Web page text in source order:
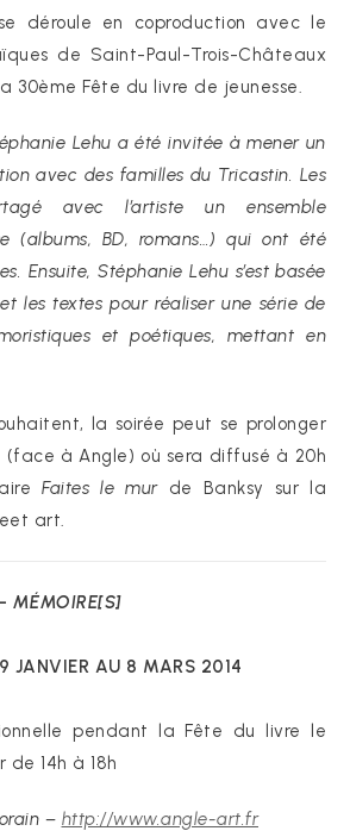
déroule en coproduction avec le
de Saint-Paul-Trois-Châteaux
30ème Fête du livre de jeunesse.
Lehu a été invitée à mener un
avec des familles du Tricastin. Les
avec l’artiste un ensemble
(albums, BD, romans…) qui ont été
Ensuite, Stéphanie Lehu s’est basée
les textes pour réaliser une série de
et poétiques, mettant en
la soirée peut se prolonger
à Angle) où sera diffusé à 20h
Faites le murde Banksy sur la
art.
MÉMOIRE[S]
JANVIER AU 8 MARS 2014
pendant la Fête du livre le
14h à 18h
– http://www.angle-art.fr